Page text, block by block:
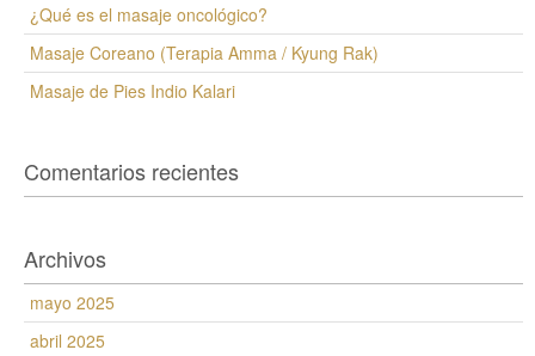
¿Qué es el masaje oncológico?
Masaje Coreano (Terapia Amma / Kyung Rak)
Masaje de Pies Indio Kalari
Comentarios recientes
Archivos
mayo 2025
abril 2025